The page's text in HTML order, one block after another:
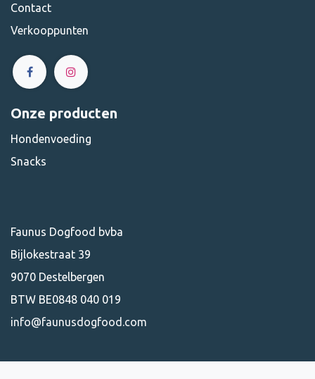
Contact
Verkooppunten
Onze producten
Hondenvoeding
Snacks
Faunus Dogfood bvba
Bijlokestraat 39
9070 Destelbergen
BTW BE0848 040 019
info@faunusdogfood.com